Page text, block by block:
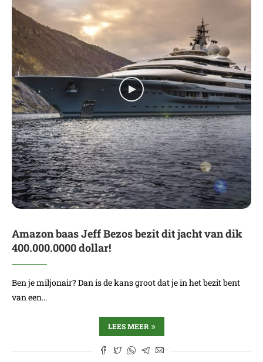
Amazon baas Jeff Bezos bezit dit jacht van dik
400.000.0000 dollar!
Ben je miljonair? Dan is de kans groot dat je in het bezit bent
van een…
LEES MEER